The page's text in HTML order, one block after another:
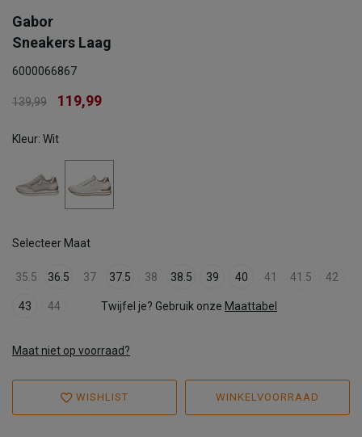
Gabor
Sneakers Laag
6000066867
139,99 119,99
Kleur: Wit
Selecteer Maat
35.5 36.5 37 37.5 38 38.5 39 40 41 41.5 42
43 44 Twijfel je? Gebruik onze Maattabel
Maat niet op voorraad?
WISHLIST WINKELVOORRAAD